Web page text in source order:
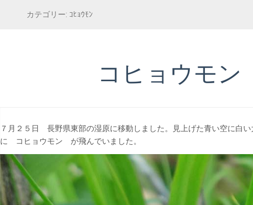
カテゴリー: ｺﾋｮｳﾓﾝ
コヒョウモン
７月２５日 長野県東部の湿原に移動しました。見上げた青い空に白
に コヒョウモン が飛んでいました。